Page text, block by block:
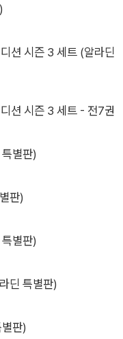
션 시즌 3 세트 (알라딘
션 시즌 3 세트 - 전7권
별판)
판)
별판)
딘 특별판)
판)